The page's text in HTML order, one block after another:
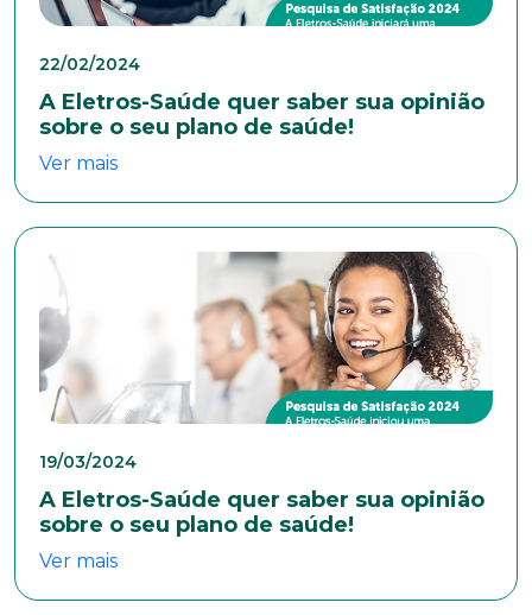
22/02/2024
A Eletros-Saúde quer saber sua opinião
sobre o seu plano de saúde!
Ver mais
19/03/2024
A Eletros-Saúde quer saber sua opinião
sobre o seu plano de saúde!
Ver mais